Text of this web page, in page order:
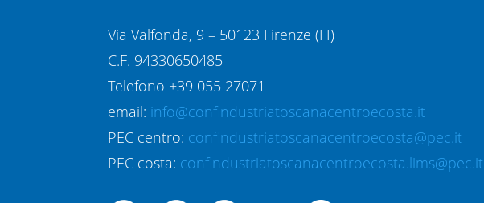
Via Valfonda, 9 – 50123 Firenze (FI)
C.F. 94330650485
Telefono +39 055 27071
email: info@confindustriatoscanacentroecosta.it
PEC centro: confindustriatoscanacentroecosta@pec.it
PEC costa: confindustriatoscanacentroecosta.lims@pec.it